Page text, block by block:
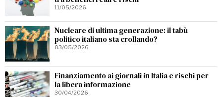
11/05/2026
Nucleare di ultima generazione: il tabù
politico italiano sta crollando?
03/05/2026
Finanziamento ai giornali in Italia e rischi per
la libera informazione
30/04/2026